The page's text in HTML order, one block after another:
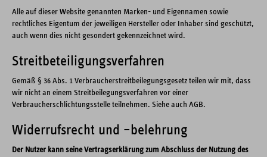
Alle auf dieser Website genannten Marken- und Eigennamen sowie
rechtliches Eigentum der jeweiligen Hersteller oder Inhaber sind geschützt,
auch wenn dies nicht gesondert gekennzeichnet wird.
Streitbeteiligungsverfahren
Gemäß § 36 Abs. 1 Verbraucherstreitbeilegungsgesetz teilen wir mit, dass
wir nicht an einem Streitbeilegungsverfahren vor einer
Verbraucherschlichtungsstelle teilnehmen. Siehe auch AGB.
Widerrufsrecht und –belehrung
Der Nutzer kann seine Vertragserklärung zum Abschluss der Nutzung des